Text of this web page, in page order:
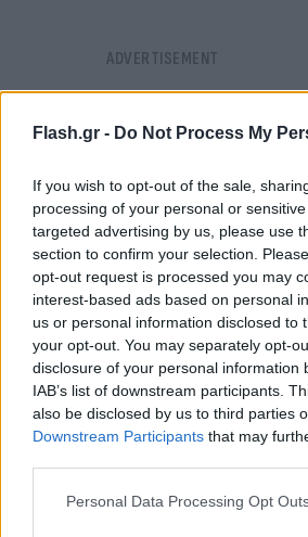
Flash.gr - Do Not Process My
If you wish to opt-out of the sale,
processing of your personal or
targeted advertising by us, please use
section to confirm your selection.
opt-out request is processed you may
interest-based ads based on personal
us or personal information disclosed to
your opt-out. You may separately opt-
disclosure of your personal information
IAB’s list of downstream participants.
also be disclosed by us to third parties
Downstream Participants that may
Please note that this website/app uses
Personal Data Processing Opt
Ένα άλλο σημείο που πρέπει να
η «άνοδος της ακροδεξιάς»,
χθες στις συζητήσεις σε όλα τα